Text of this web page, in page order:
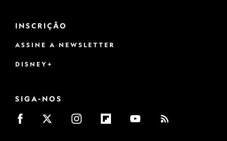
INSCRIÇÃO
ASSINE A NEWSLETTER
DISNEY+
SIGA-NOS